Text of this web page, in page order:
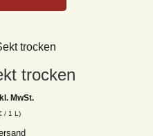
trocken
MwSt.
/ 1 L)